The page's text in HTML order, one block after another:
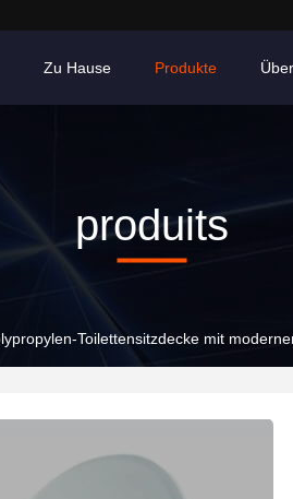
Zu Hause Produkte
produits
Toilettensitzdecke mit